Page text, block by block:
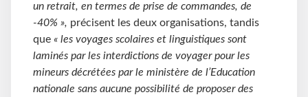
un retrait, en termes de prise de commandes, de
-40% », précisent les deux organisations, tandis
que « les voyages scolaires et linguistiques sont
laminés par les interdictions de voyager pour les
mineurs décrétées par le ministère de l’Education
nationale sans aucune possibilité de proposer des